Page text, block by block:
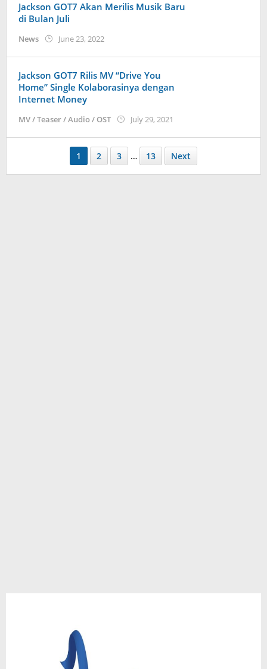
Jackson GOT7 Akan Merilis Musik Baru
di Bulan Juli
News June 23, 2022by
Jackson GOT7 Rilis MV “Drive You
Home” Single Kolaborasinya dengan
Internet Money
MV / Teaser / Audio / OST July 29, 2021
1 2 3 … 13 Next